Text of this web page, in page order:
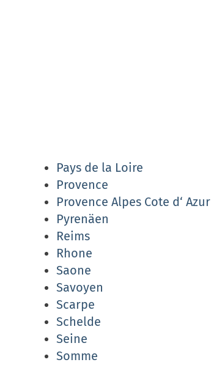
Pays de la Loire
Provence
Provence Alpes Cote d‘ Azur
Pyrenäen
Reims
Rhone
Saone
Savoyen
Scarpe
Schelde
Seine
Somme